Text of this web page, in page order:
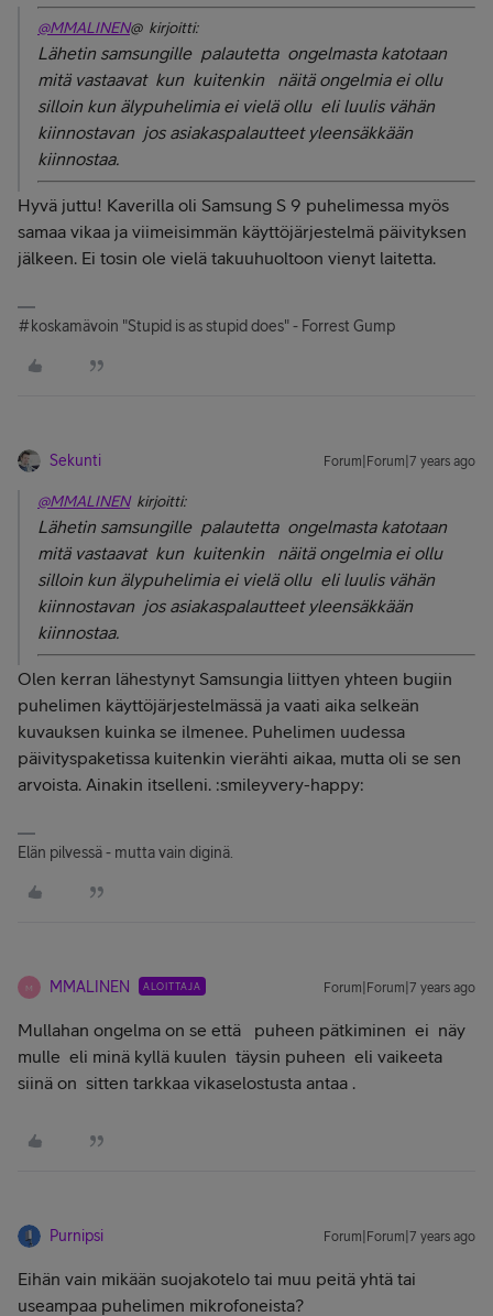
@MMALINEN@ kirjoitti:
Lähetin samsungille palautetta ongelmasta katotaan
mitä vastaavat kun kuitenkin näitä ongelmia ei ollu
silloin kun älypuhelimia ei vielä ollu eli luulis vähän
kiinnostavan jos asiakaspalautteet yleensäkkään
kiinnostaa.
Hyvä juttu! Kaverilla oli Samsung S 9 puhelimessa myös
samaa vikaa ja viimeisimmän käyttöjärjestelmä päivityksen
jälkeen. Ei tosin ole vielä takuuhuoltoon vienyt laitetta.
#koskamävoin "Stupid is as stupid does" - Forrest Gump
Sekunti Forum|Forum|7 years ago
@MMALINENkirjoitti:
Lähetin samsungille palautetta ongelmasta katotaan
mitä vastaavat kun kuitenkin näitä ongelmia ei ollu
silloin kun älypuhelimia ei vielä ollu eli luulis vähän
kiinnostavan jos asiakaspalautteet yleensäkkään
kiinnostaa.
Olen kerran lähestynyt Samsungia liittyen yhteen bugiin
puhelimen käyttöjärjestelmässä ja vaati aika selkeän
kuvauksen kuinka se ilmenee. Puhelimen uudessa
päivityspaketissa kuitenkin vierähti aikaa, mutta oli se sen
arvoista. Ainakin itselleni. :smileyvery-happy:
Elän pilvessä - mutta vain diginä.
M MMALINEN ALOITTAJA Forum|Forum|7 years ago
Mullahan ongelma on se että puheen pätkiminen ei näy
mulle eli minä kyllä kuulen täysin puheen eli vaikeeta
siinä on sitten tarkkaa vikaselostusta antaa .
Purnipsi Forum|Forum|7 years ago
Eihän vain mikään suojakotelo tai muu peitä yhtä tai
useampaa puhelimen mikrofoneista?